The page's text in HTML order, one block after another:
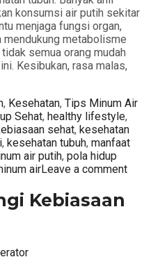
konsumsi air putih sekitar
menjaga fungsi organ,
mendukung metabolisme
semua orang mudah
Kesibukan, rasa malas,
, Kesehatan, Tips Minum Air
Sehat, healthy lifestyle,
sehat, kesehatan
, kesehatan tubuh, manfaat
air putih, pola hidup
airLeave a comment
Kebiasaan